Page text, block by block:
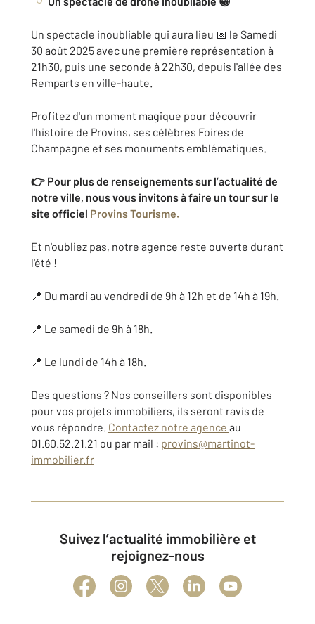
Un spectacle inoubliable qui aura lieu 📅 le Samedi
30 août 2025 avec une première représentation à
21h30, puis une seconde à 22h30, depuis l'allée des
Remparts en ville-haute.
Profitez d'un moment magique pour découvrir
l'histoire de Provins, ses célèbres Foires de
Champagne et ses monuments emblématiques.
👉 Pour plus de renseignements sur l’actualité de
notre ville, nous vous invitons à faire un tour sur le
site officiel Provins Tourisme.
Et n'oubliez pas, notre agence reste ouverte durant
l'été !
📍 Du mardi au vendredi de 9h à 12h et de 14h à 19h.
📍 Le samedi de 9h à 18h.
📍 Le lundi de 14h à 18h.
Des questions ? Nos conseillers sont disponibles
pour vos projets immobiliers, ils seront ravis de
vous répondre. Contactez notre agence au
01.60.52.21.21 ou par mail : provins@martinot-
immobilier.fr
Suivez l’actualité immobilière et
rejoignez-nous